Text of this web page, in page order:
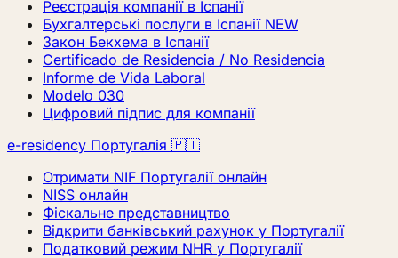
Реєстрація компанії в Іспанії
Бухгалтерські послуги в Іспанії NEW
Закон Бекхема в Іспанії
Certificado de Residencia / No Residencia
Informe de Vida Laboral
Modelo 030
Цифровий підпис для компанії
e-residency Португалія 🇵🇹
Отримати NIF Португалії онлайн
NISS онлайн
Фіскальне представництво
Відкрити банківський рахунок у Португалії
Податковий режим NHR у Португалії